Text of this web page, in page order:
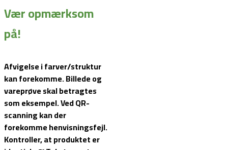
Vær opmærksom
på!
Afvigelse i farver/struktur
kan forekomme. Billede og
vareprøve skal betragtes
som eksempel.Ved QR-
scanning kan der
forekomme henvisningsfejl.
Kontroller, at produktet er